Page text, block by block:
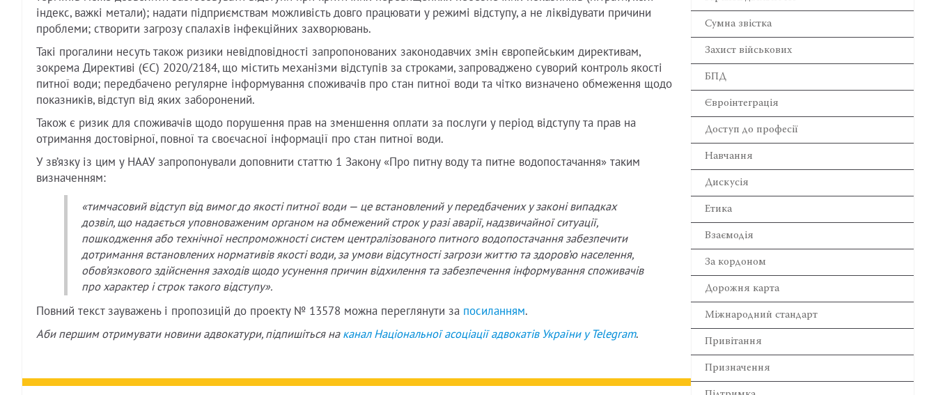
індекс, важкі метали); надати підприємствам можливість довго працювати у режимі відступу, а не ліквідувати причини
проблеми; створити загрозу спалахів інфекційних захворювань.
Такі прогалини несуть також ризики невідповідності запропонованих законодавчих змін європейським директивам,
зокрема Директиві (ЄС) 2020/2184, що містить механізми відступів за строками, запроваджено суворий контроль якості
питної води; передбачено регулярне інформування споживачів про стан питної води та чітко визначено обмеження щодо
показників, відступ від яких заборонений.
Також є ризик для споживачів щодо порушення прав на зменшення оплати за послуги у період відступу та прав на
отримання достовірної, повної та своєчасної інформації про стан питної води.
У зв’язку із цим у НААУ запропонували доповнити статтю 1 Закону «Про питну воду та питне водопостачання» таким
визначенням:
«тимчасовий відступ від вимог до якості питної води — це встановлений у передбачених у законі випадках
дозвіл, що надається уповноваженим органом на обмежений строк у разі аварії, надзвичайної ситуації,
пошкодження або технічної неспроможності систем централізованого питного водопостачання забезпечити
дотримання встановлених нормативів якості води, за умови відсутності загрози життю та здоров’ю населення,
обов’язкового здійснення заходів щодо усунення причин відхилення та забезпечення інформування споживачів
про характер і строк такого відступу».
Повний текст зауважень і пропозицій до проекту № 13578 можна переглянути за посиланням.
Аби першим отримувати новини адвокатури, підпишіться на канал Національної асоціації адвокатів України у Telegram.
Сумна звістка
Захист військових
БПД
Євроінтеграція
Доступ до професії
Навчання
Дискусія
Етика
Взаємодія
За кордоном
Дорожня карта
Міжнародний стандарт
Привітання
Призначення